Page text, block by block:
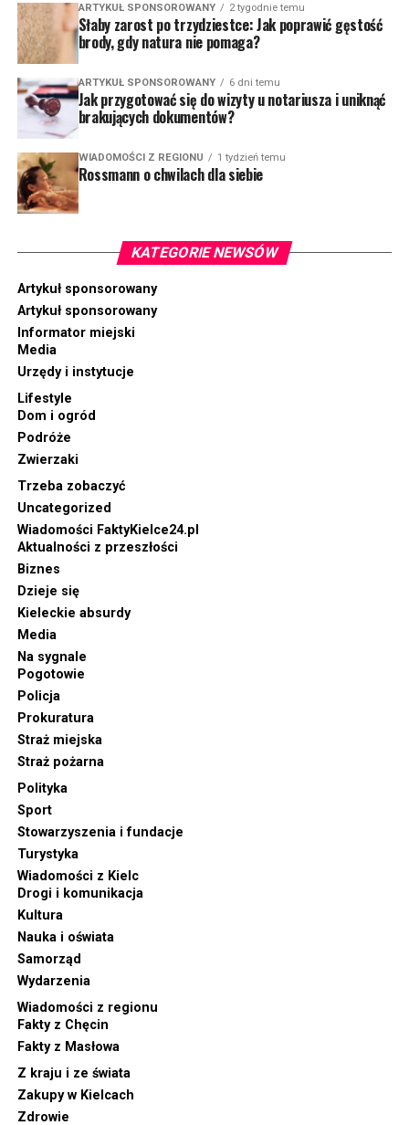
ARTYKUŁ SPONSOROWANY 2 tygodnie temu
Słaby zarost po trzydziestce: Jak poprawić gęstość
brody, gdy natura nie pomaga?
ARTYKUŁ SPONSOROWANY 6 dni temu
Jak przygotować się do wizyty u notariusza i uniknąć
brakujących dokumentów?
WIADOMOŚCI Z REGIONU 1 tydzień temu
Rossmann o chwilach dla siebie
KATEGORIE NEWSÓW
Artykuł sponsorowany
Artykuł sponsorowany
Informator miejski
Media
Urzędy i instytucje
Lifestyle
Dom i ogród
Podróże
Zwierzaki
Trzeba zobaczyć
Uncategorized
Wiadomości FaktyKielce24.pl
Aktualności z przeszłości
Biznes
Dzieje się
Kieleckie absurdy
Media
Na sygnale
Pogotowie
Policja
Prokuratura
Straż miejska
Straż pożarna
Polityka
Sport
Stowarzyszenia i fundacje
Turystyka
Wiadomości z Kielc
Drogi i komunikacja
Kultura
Nauka i oświata
Samorząd
Wydarzenia
Wiadomości z regionu
Fakty z Chęcin
Fakty z Masłowa
Z kraju i ze świata
Zakupy w Kielcach
Zdrowie